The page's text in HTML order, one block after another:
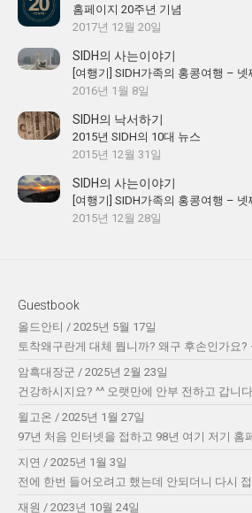
홈페이지 20주년 기념
2017년 12월 20일
SIDH의 사는이야기
[여행기] SIDH가족의 홍콩여행 –
2016년 1월 8일
SIDH의 낙서하기
2015년 SIDH의 10대 뉴스
2015년 12월 31일
SIDH의 사는이야기
[여행기] SIDH가족의 홍콩여행 –
2015년 12월 28일
Guestbook
올드안티 / 2025년 5월 17일
토착왜구란게 대체 뭡니까? 왜구 후손인가요?
암흑대장군 / 2025년 2월 23일
건강하시지요? ^^ 오랫만에 안부 전하고 갑니
윌고온 / 2025년 1월 27일
97년 처음 인터넷을 접하고 98년 여기 저기 홈
지연 / 2025년 1월 3일
전에 한번 들어오려고 했는데 안되더니 다시 접
재원 / 2023년 10월 24일